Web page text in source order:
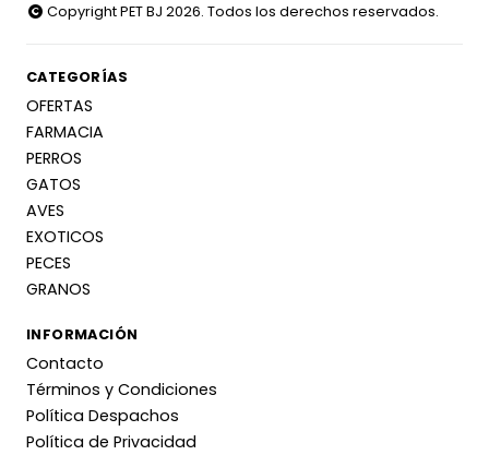
Copyright PET BJ 2026. Todos los derechos reservados.
CATEGORÍAS
OFERTAS
FARMACIA
PERROS
GATOS
AVES
EXOTICOS
PECES
GRANOS
INFORMACIÓN
Contacto
Términos y Condiciones
Política Despachos
Política de Privacidad